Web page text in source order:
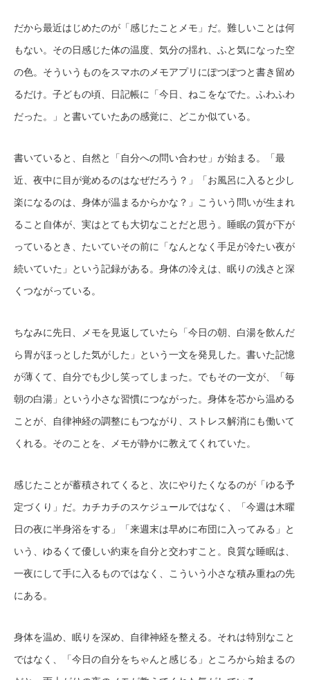
だから最近はじめたのが「感じたことメモ」だ。難しいことは何
もない。その日感じた体の温度、気分の揺れ、ふと気になった空
の色。そういうものをスマホのメモアプリにぽつぽつと書き留め
るだけ。子どもの頃、日記帳に「今日、ねこをなでた。ふわふわ
だった。」と書いていたあの感覚に、どこか似ている。
書いていると、自然と「自分への問い合わせ」が始まる。「最
近、夜中に目が覚めるのはなぜだろう？」「お風呂に入ると少し
楽になるのは、身体が温まるからかな？」こういう問いが生まれ
ること自体が、実はとても大切なことだと思う。睡眠の質が下が
っているとき、たいていその前に「なんとなく手足が冷たい夜が
続いていた」という記録がある。身体の冷えは、眠りの浅さと深
くつながっている。
ちなみに先日、メモを見返していたら「今日の朝、白湯を飲んだ
ら胃がほっとした気がした」という一文を発見した。書いた記憶
が薄くて、自分でも少し笑ってしまった。でもその一文が、「毎
朝の白湯」という小さな習慣につながった。身体を芯から温める
ことが、自律神経の調整にもつながり、ストレス解消にも働いて
くれる。そのことを、メモが静かに教えてくれていた。
感じたことが蓄積されてくると、次にやりたくなるのが「ゆる予
定づくり」だ。カチカチのスケジュールではなく、「今週は木曜
日の夜に半身浴をする」「来週末は早めに布団に入ってみる」と
いう、ゆるくて優しい約束を自分と交わすこと。良質な睡眠は、
一夜にして手に入るものではなく、こういう小さな積み重ねの先
にある。
身体を温め、眠りを深め、自律神経を整える。それは特別なこと
ではなく、「今日の自分をちゃんと感じる」ところから始まるの